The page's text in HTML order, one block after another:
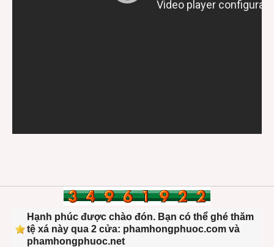
Hạnh phúc được chào đón. Bạn có thể ghé thăm
tệ xá này qua 2 cửa: phamhongphuoc.com và
phamhongphuoc.net